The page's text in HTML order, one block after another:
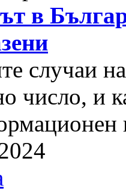
в
случаи
число, и